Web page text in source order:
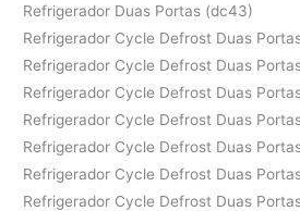
Refrigerador Duas Portas (dc43)
Refrigerador Cycle Defrost Duas
Refrigerador Cycle Defrost Duas
Refrigerador Cycle Defrost Duas
Refrigerador Cycle Defrost Duas
Refrigerador Cycle Defrost Duas
Refrigerador Cycle Defrost Duas
Refrigerador Cycle Defrost Duas